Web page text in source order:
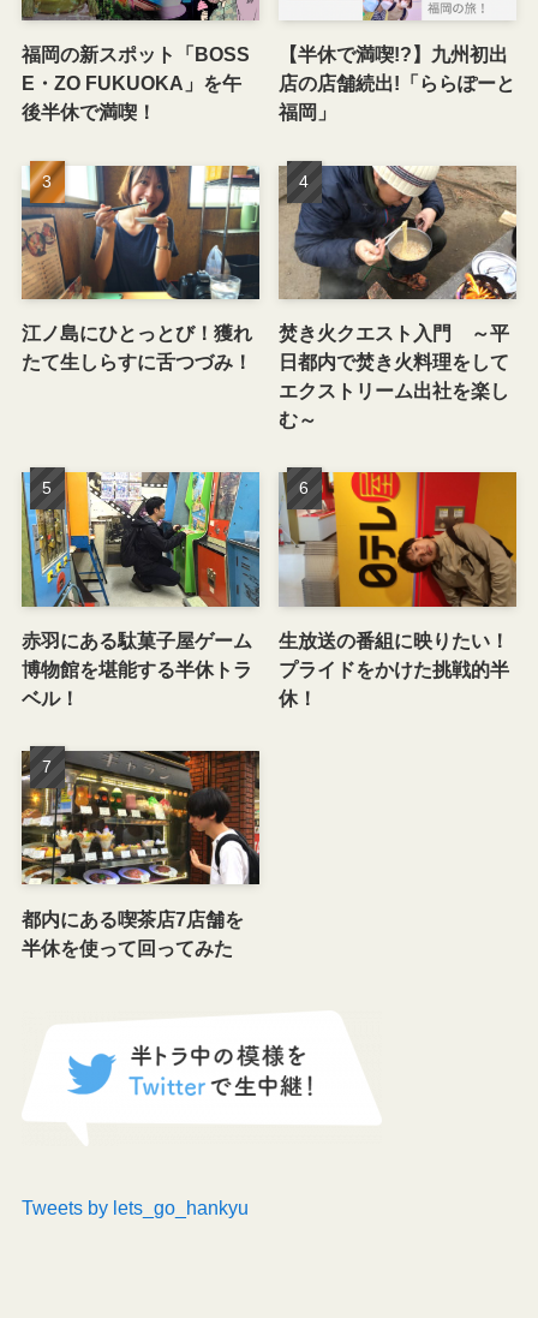
福岡の新スポット「BOSS
E・ZO FUKUOKA」を午
後半休で満喫！
【半休で満喫!?】九州初出
店の店舗続出!「ららぽーと
福岡」
江ノ島にひとっとび！獲れ
たて生しらすに舌つづみ！
焚き火クエスト入門 ～平
日都内で焚き火料理をして
エクストリーム出社を楽し
む～
赤羽にある駄菓子屋ゲーム
博物館を堪能する半休トラ
ベル！
生放送の番組に映りたい！
プライドをかけた挑戦的半
休！
都内にある喫茶店7店舗を
半休を使って回ってみた
Tweets by lets_go_hankyu